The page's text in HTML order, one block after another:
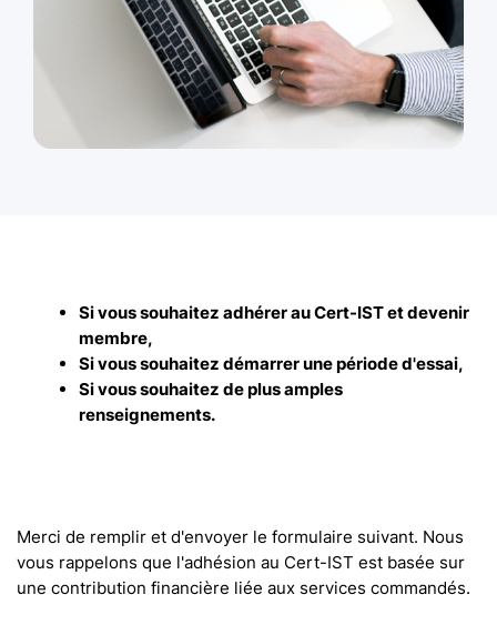
Si vous souhaitez adhérer au Cert-IST et devenir
membre,
Si vous souhaitez démarrer une période d'essai,
Si vous souhaitez de plus amples
renseignements.
Merci de remplir et d'envoyer le formulaire suivant. Nous
vous rappelons que l'adhésion au Cert-IST est basée sur
une contribution financière liée aux services commandés.